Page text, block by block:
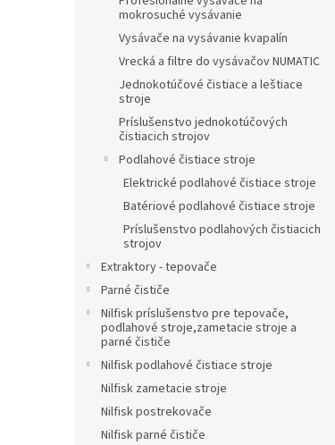
mokrosuché vysávanie
Vysávače na vysávanie kvapalín
Vrecká a filtre do vysávačov NUMATIC
Jednokotúčové čistiace a leštiace
stroje
Príslušenstvo jednokotúčových
čistiacich strojov
Podlahové čistiace stroje
Elektrické podlahové čistiace stroje
Batériové podlahové čistiace stroje
Príslušenstvo podlahových čistiacich
strojov
Extraktory - tepovače
Parné čističe
Nilfisk príslušenstvo pre tepovače,
podlahové stroje,zametacie stroje a
parné čističe
Nilfisk podlahové čistiace stroje
Nilfisk zametacie stroje
Nilfisk postrekovače
Nilfisk parné čističe